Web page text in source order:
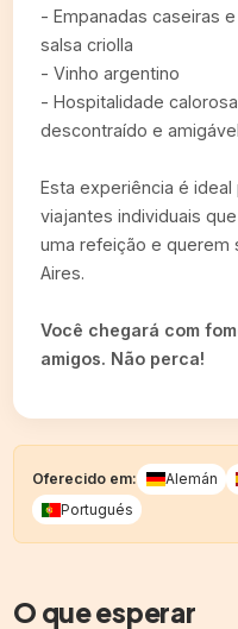
- Empanadas caseiras
salsa criolla
- Vinho argentino
- Hospitalidade
descontraído e amigável
Esta experiência é
viajantes individuais
uma refeição e querem
Aires.
Você chegará com
amigos. Não perca!
Oferecido em: Alemán
Portugués
O que esperar